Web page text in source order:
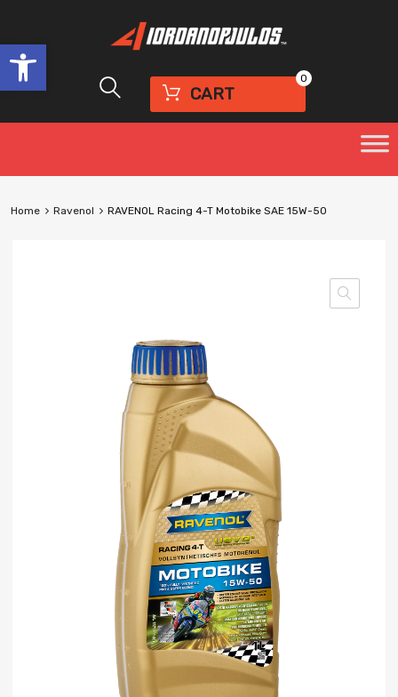
Ανοίξτε τη γραμμή εργαλείων
CART
0
Home Ravenol RAVENOL Racing 4-T Motobike SAE 15W-50